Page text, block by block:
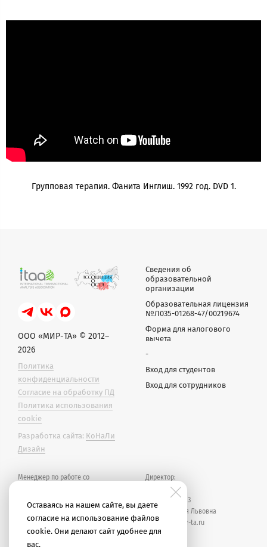
Групповая терапия. Фанита Инглиш. 1992 год. DVD 1.
Оставаясь на нашем сайте, вы даете
согласие на использование файлов
cookie. Они делают сайт удобнее для
вас.
ООО «МИР-ТА» © 2012–
2026
Политика
конфиденциальности
Согласие на обработку ПД
Политика использования
cookie
Разработка сайта: КоНаЛи
Дизайн
Сведения об
образовательной
организации
Образовательная лицензия
№Л035-01268-47/00219674
Форма для налогового
вычета
-
Вход для студентов
Вход для сотрудников
Менеджер по работе со
+7 928 636-76-63
Директор:
+7 911 218-96-13
Градова Юлия Львовна
j.gradova@mir-ta.ru